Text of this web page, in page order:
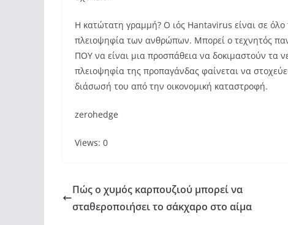
Η κατώτατη γραμμή? Ο ιός Hantavirus είναι σε όλο
πλειοψηφία των ανθρώπων. Μπορεί ο τεχνητός
ΠΟΥ να είναι μια προσπάθεια να δοκιμαστούν τα
πλειοψηφία της προπαγάνδας φαίνεται να
διάσωσή του από την οικονομική καταστροφή.
zerohedge
Views: 0
Πώς ο χυμός καρπουζιού μπορεί να
σταθεροποιήσει το σάκχαρο στο αίμα